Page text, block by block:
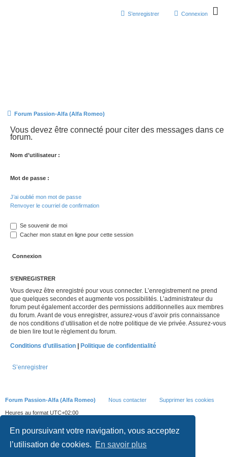
En poursuivant votre navigation, vous acceptez
l’utilisation de cookies. En savoir plus
Connexion
S’enregistrer
Forum Passion-Alfa (Alfa Romeo)
Vous devez être connecté pour citer des messages dans ce
forum.
Nom d’utilisateur :
Mot de passe :
J’ai oublié mon mot de passe
Renvoyer le courriel de confirmation
Se souvenir de moi
Cacher mon statut en ligne pour cette session
S’ENREGISTRER
Vous devez être enregistré pour vous connecter. L’enregistrement ne prend
que quelques secondes et augmente vos possibilités. L’administrateur du
forum peut également accorder des permissions additionnelles aux membres
du forum. Avant de vous enregistrer, assurez-vous d’avoir pris connaissance
de nos conditions d’utilisation et de notre politique de vie privée. Assurez-vous
de bien lire tout le règlement du forum.
Conditions d’utilisation | Politique de confidentialité
S’enregistrer
Forum Passion-Alfa (Alfa Romeo) Nous contacter Supprimer les cookies
Heures au format UTC+02:00
Traduit parphpBB-fr.com
Confidentialité|Conditions